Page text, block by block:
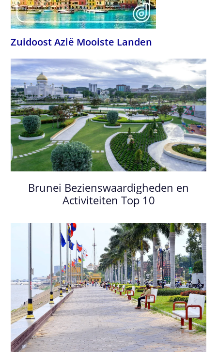
Zuidoost Azië Mooiste Landen
Brunei Bezienswaardigheden en
Activiteiten Top 10